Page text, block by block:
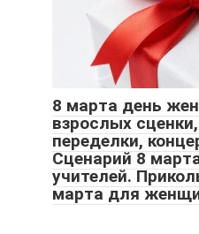
8 марта день
взрослых
переделки,
Сценарий 8
учителей.
марта для